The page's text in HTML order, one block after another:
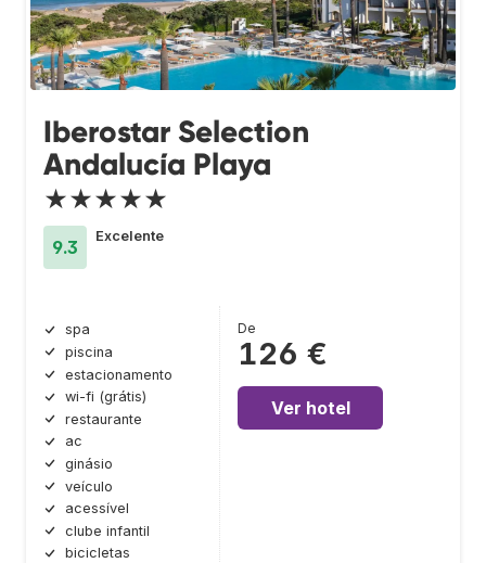
Iberostar Selection
Andalucía Playa
★★★★★
9.3
Excelente
spa
piscina
estacionamento
wi-fi (grátis)
restaurante
ac
ginásio
veículo
acessível
clube infantil
bicicletas
De
126 €
Ver hotel